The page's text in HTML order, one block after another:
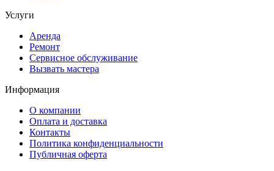
Услуги
Аренда
Ремонт
Сервисное обслуживание
Вызвать мастера
Информация
О компании
Оплата и доставка
Контакты
Политика конфиденциальности
Публичная оферта